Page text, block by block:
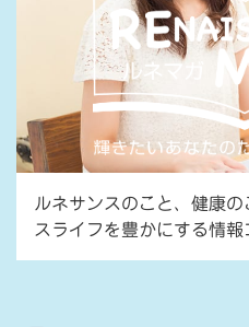
ルネサンスのこと、健康
スライフを豊かにする情報